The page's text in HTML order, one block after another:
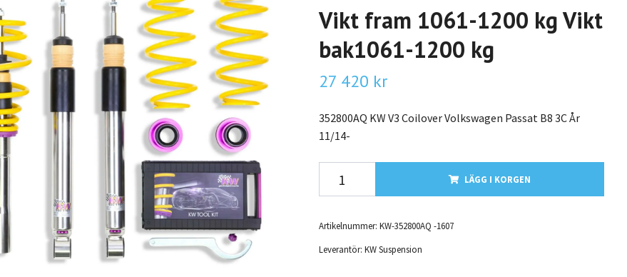
Vikt fram 1061-1200 kg Vikt
bak1061-1200 kg
27 420 kr
352800AQ KW V3 Coilover Volkswagen Passat B8 3C År
11/14-
LÄGG I KORGEN
Artikelnummer: KW-352800AQ -1607
Leverantör: KW Suspension